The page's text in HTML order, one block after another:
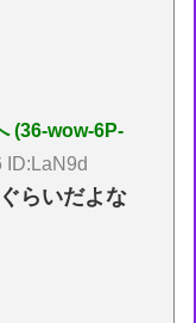
(36-wow-6P-
ID:LaN9d
らいだよな